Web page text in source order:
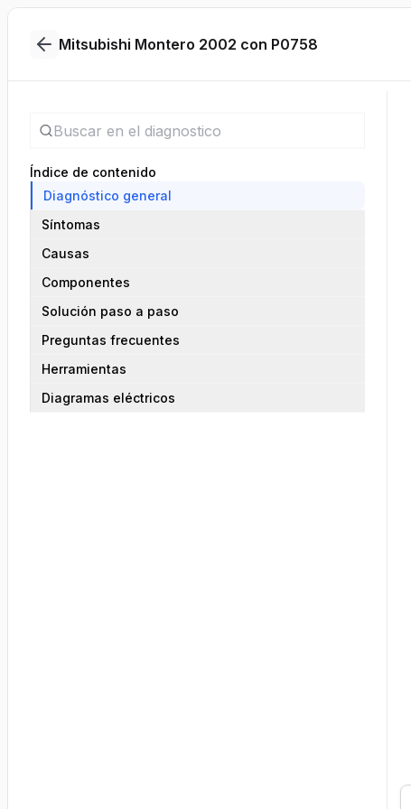
Mitsubishi Montero 2002 con P0758
Índice de contenido
Diagnóstico general
Síntomas
Causas
Componentes
Solución paso a paso
Preguntas frecuentes
Herramientas
Diagramas eléctricos